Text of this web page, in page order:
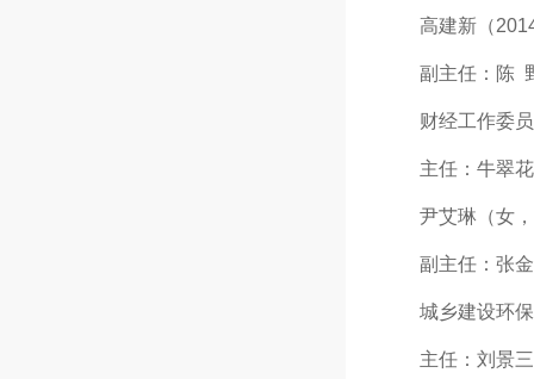
高建新（
副主任：陈 野
财经工作委员
主任：牛翠花
尹艾琳（女，
副主任：张金
城乡建设环保
主任：刘景三